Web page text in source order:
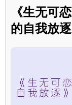
《生无可
的自我放逐